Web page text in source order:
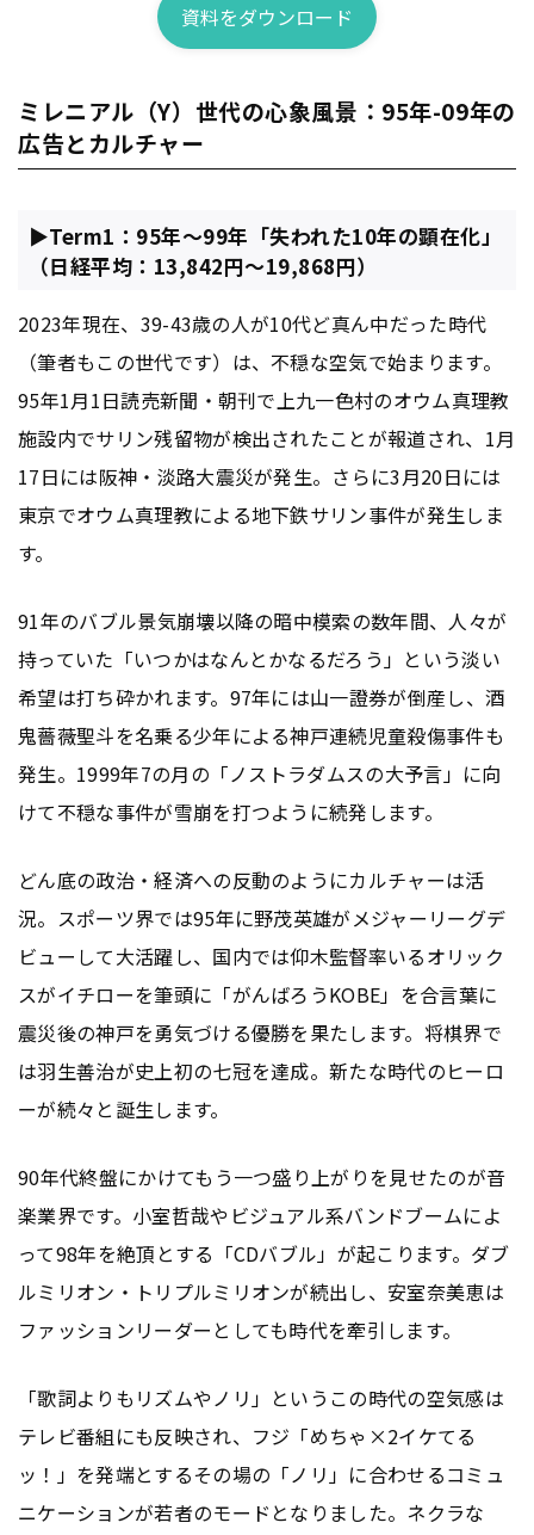
資料をダウンロード
ミレニアル（Y）世代の心象風景：95年-09年の
広告とカルチャー
▶Term1：95年～99年「失われた10年の顕在化」
（日経平均：13,842円～19,868円）
2023年現在、39-43歳の人が10代ど真ん中だった時代
（筆者もこの世代です）は、不穏な空気で始まります。
95年1月1日読売新聞・朝刊で上九一色村のオウム真理教
施設内でサリン残留物が検出されたことが報道され、1月
17日には阪神・淡路大震災が発生。さらに3月20日には
東京でオウム真理教による地下鉄サリン事件が発生しま
す。
91年のバブル景気崩壊以降の暗中模索の数年間、人々が
持っていた「いつかはなんとかなるだろう」という淡い
希望は打ち砕かれます。97年には山一證券が倒産し、酒
鬼薔薇聖斗を名乗る少年による神戸連続児童殺傷事件も
発生。1999年7の月の「ノストラダムスの大予言」に向
けて不穏な事件が雪崩を打つように続発します。
どん底の政治・経済への反動のようにカルチャーは活
況。スポーツ界では95年に野茂英雄がメジャーリーグデ
ビューして大活躍し、国内では仰木監督率いるオリック
スがイチローを筆頭に「がんばろうKOBE」を合言葉に
震災後の神戸を勇気づける優勝を果たします。将棋界で
は羽生善治が史上初の七冠を達成。新たな時代のヒーロ
ーが続々と誕生します。
90年代終盤にかけてもう一つ盛り上がりを見せたのが音
楽業界です。小室哲哉やビジュアル系バンドブームによ
って98年を絶頂とする「CDバブル」が起こります。ダブ
ルミリオン・トリプルミリオンが続出し、安室奈美恵は
ファッションリーダーとしても時代を牽引します。
「歌詞よりもリズムやノリ」というこの時代の空気感は
テレビ番組にも反映され、フジ「めちゃ×2イケてる
ッ！」を発端とするその場の「ノリ」に合わせるコミュ
ニケーションが若者のモードとなりました。ネクラな